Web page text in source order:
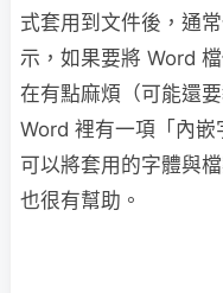
式套用到文件後，通
示，如果要將 Word
在有點麻煩（可能還
Word 裡有一項「內
可以將套用的字體與
也很有幫助。